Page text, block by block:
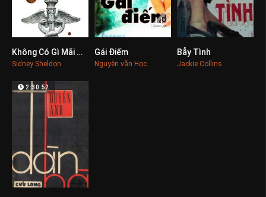
0
Không Có Gì Mãi Mãi
Sidney Sheldon
Gái Điếm
Nguyễn văn Học
Bẫy Tình
Jackie Collins
2:30:52